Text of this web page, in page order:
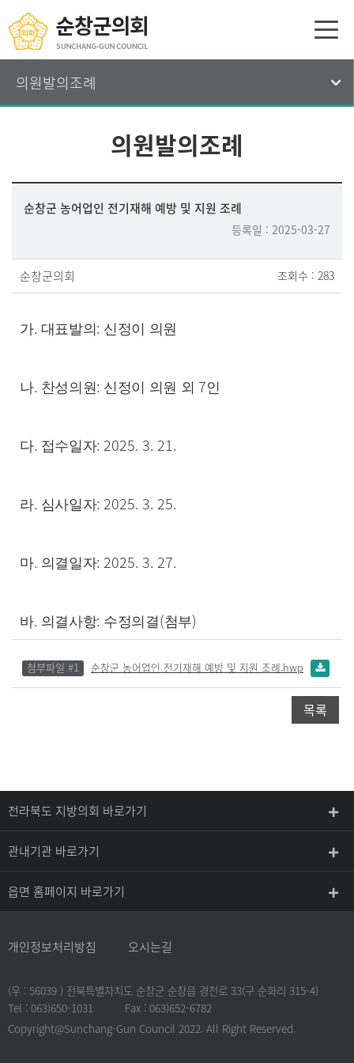
의원발의조례
의원발의조례
순창군 농어업인 전기재해 예방 및 지원 조례
등록일 : 2025-03-27
순창군의회 조회수 : 283
가. 대표발의 : 신정이 의원
나. 찬성의원: 신정이 의원 외 7인
다. 접수일자: 2025. 3. 21.
라. 심사일자: 2025. 3. 25.
마. 의결일자: 2025. 3. 27.
바. 의결사항: 수정의결 (첨부)
첨부파일 #1 순창군 농어업인 전기재해 예방 및 지원 조례.hwp
목록
전라북도 지방의회 바로가기
관내기관 바로가기
읍면 홈페이지 바로가기
개인정보처리방침 오시는길
(우 : 56039 ) 전북특별자치도 순창군 순창읍 경천로 33(구 순화리 315-4)
Tel : 063)650-1031
Fax : 063)652-6782
Copyright@Sunchang-Gun Council 2022. All Right Reserved.